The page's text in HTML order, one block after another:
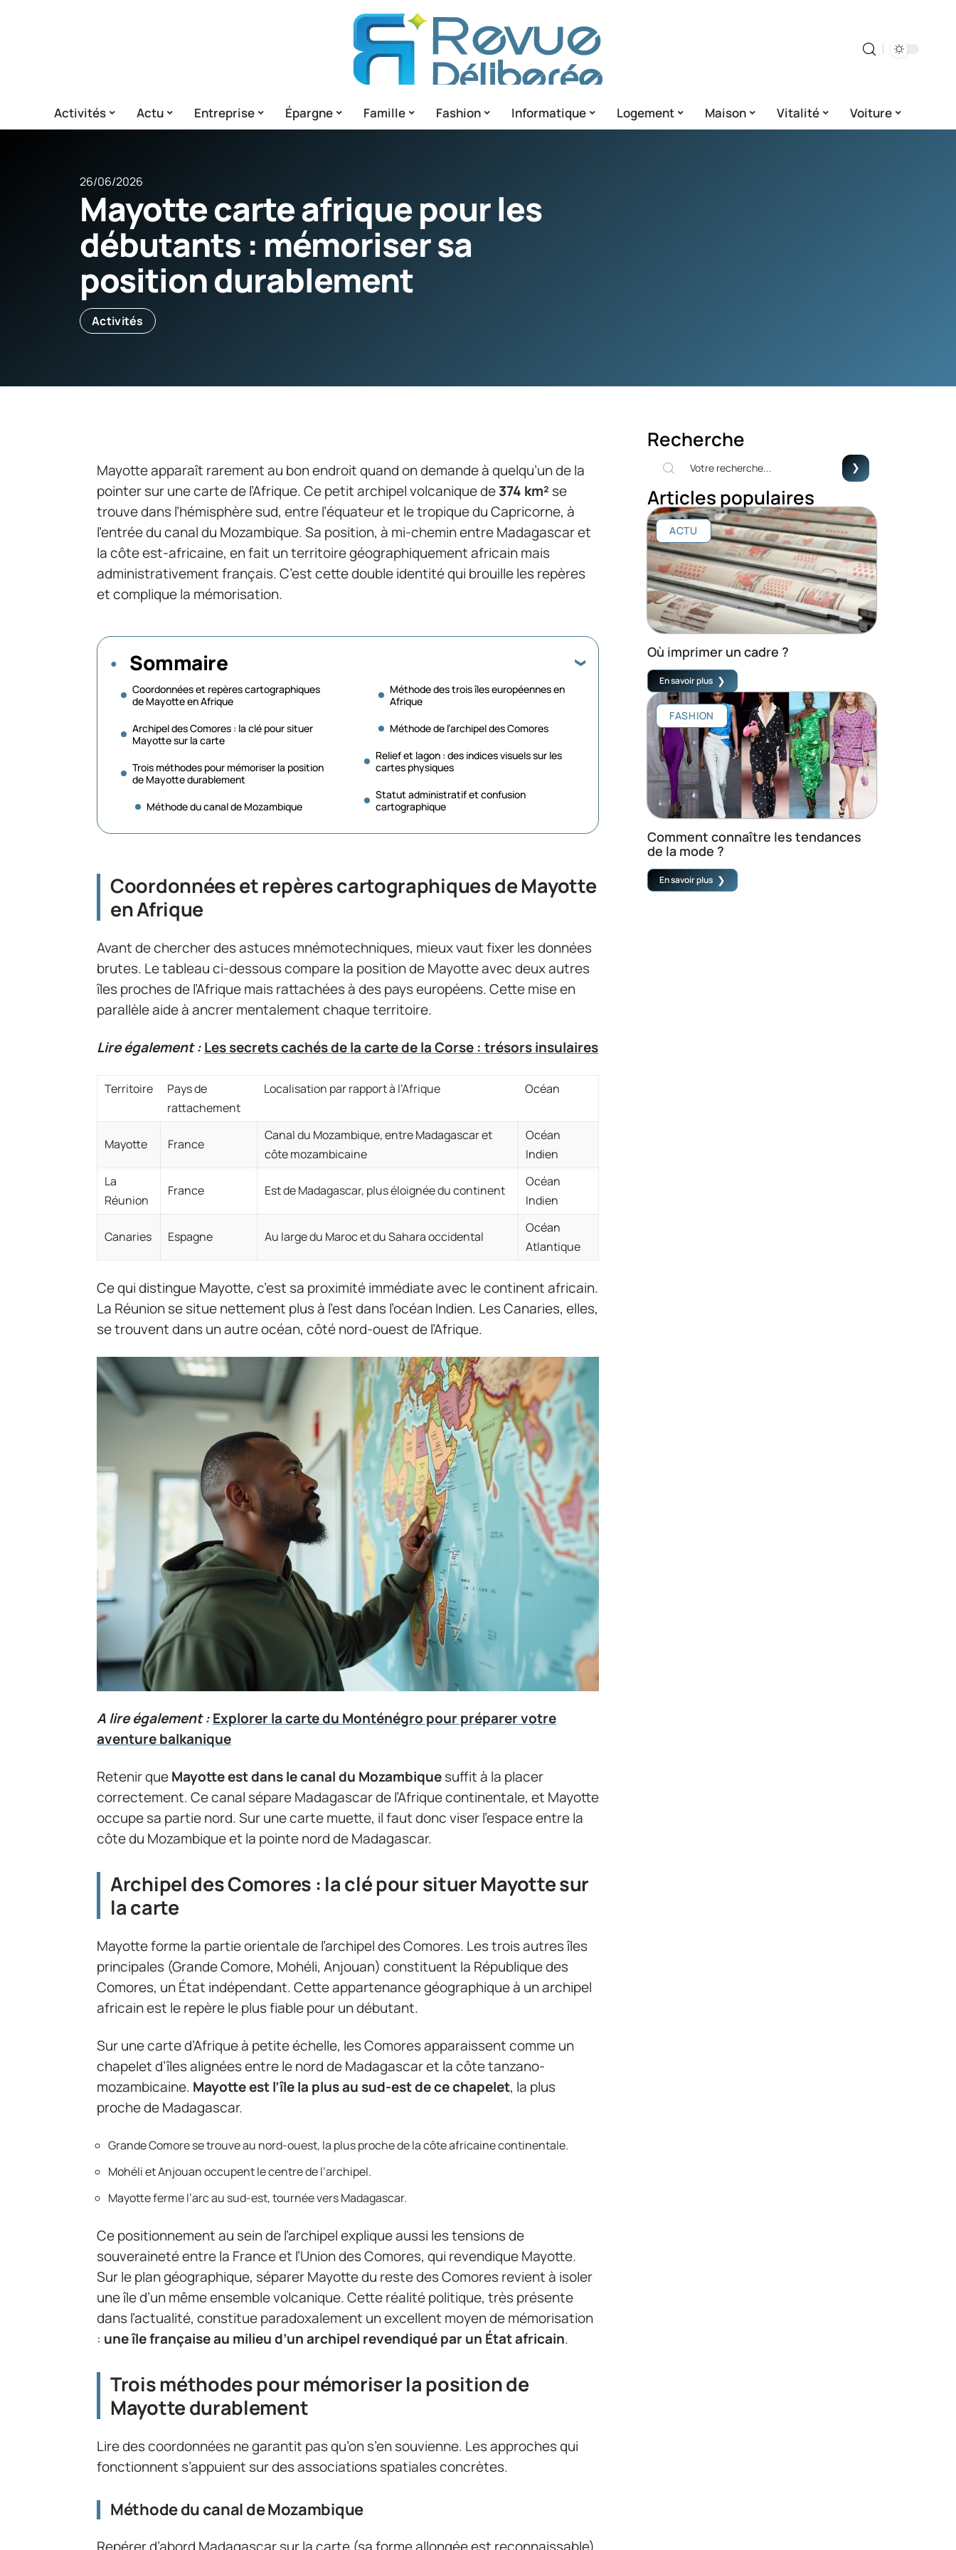
Activités Actu Entreprise Épargne Famille Fashion Informatique Logement Maison Vitalité Voiture
26/06/2026
Mayotte carte afrique pour les
débutants : mémoriser sa
position durablement
Activités
Mayotte apparaît rarement au bon endroit quand on demande à quelqu’un de la
pointer sur une carte de l’Afrique. Ce petit archipel volcanique de374 km² se
trouve dans l’hémisphère sud, entre l’équateur et le tropique du Capricorne, à
l’entrée du canal du Mozambique. Sa position, à mi-chemin entre Madagascar et
la côte est-africaine, en fait un territoire géographiquement africain mais
administrativement français. C’est cette double identité qui brouille les repères
et complique la mémorisation.
Sommaire
Coordonnées et repères cartographiques
de Mayotte en Afrique
Archipel des Comores : la clé pour situer
Mayotte sur la carte
Trois méthodes pour mémoriser la position
de Mayotte durablement
Méthode du canal de Mozambique
Méthode des trois îles européennes en
Afrique
Méthode de l’archipel des Comores
Relief et lagon : des indices visuels sur les
cartes physiques
Statut administratif et confusion
cartographique
Coordonnées et repères cartographiques de Mayotte
en Afrique
Avant de chercher des astuces mnémotechniques, mieux vaut fixer les données
brutes. Le tableau ci-dessous compare la position de Mayotte avec deux autres
îles proches de l’Afrique mais rattachées à des pays européens. Cette mise en
parallèle aide à ancrer mentalement chaque territoire.
Lire également :Les secrets cachés de la carte de la Corse : trésors insulaires
Territoire
Pays de
rattachement
Localisation par rapport à l’Afrique Océan
Mayotte France
Canal du Mozambique, entre Madagascar et
côte mozambicaine
Océan
Indien
La
Réunion
France Est de Madagascar, plus éloignée du continent
Océan
Indien
Canaries Espagne Au large du Maroc et du Sahara occidental
Océan
Atlantique
Ce qui distingue Mayotte, c’est sa proximité immédiate avec le continent africain.
La Réunion se situe nettement plus à l’est dans l’océan Indien. Les Canaries, elles,
se trouvent dans un autre océan, côté nord-ouest de l’Afrique.
A lire également :Explorer la carte du Monténégro pour préparer votre
aventure balkanique
Retenir queMayotte est dans le canal du Mozambiquesuffit à la placer
correctement. Ce canal sépare Madagascar de l’Afrique continentale, et Mayotte
occupe sa partie nord. Sur une carte muette, il faut donc viser l’espace entre la
côte du Mozambique et la pointe nord de Madagascar.
Archipel des Comores : la clé pour situer Mayotte sur
la carte
Mayotte forme la partie orientale de l’archipel des Comores. Les trois autres îles
principales (Grande Comore, Mohéli, Anjouan) constituent la République des
Comores, un État indépendant. Cette appartenance géographique à un archipel
africain est le repère le plus fiable pour un débutant.
Sur une carte d’Afrique à petite échelle, les Comores apparaissent comme un
chapelet d’îles alignées entre le nord de Madagascar et la côte tanzano-
mozambicaine. Mayotte est l’île la plus au sud-est de ce chapelet, la plus
proche de Madagascar.
Grande Comore se trouve au nord-ouest, la plus proche de la côte africaine continentale.
Mohéli et Anjouan occupent le centre de l’archipel.
Mayotte ferme l’arc au sud-est, tournée vers Madagascar.
Ce positionnement au sein de l’archipel explique aussi les tensions de
souveraineté entre la France et l’Union des Comores, qui revendique Mayotte.
Sur le plan géographique, séparer Mayotte du reste des Comores revient à isoler
une île d’un même ensemble volcanique. Cette réalité politique, très présente
dans l’actualité, constitue paradoxalement un excellent moyen de mémorisation
: une île française au milieu d’un archipel revendiqué par un État africain.
Trois méthodes pour mémoriser la position de
Mayotte durablement
Lire des coordonnées ne garantit pas qu’on s’en souvienne. Les approches qui
fonctionnent s’appuient sur des associations spatiales concrètes.
Méthode du canal de Mozambique
Recherche
Articles populaires
ACTU
Où imprimer un cadre ?
En savoir plus
FASHION
Comment connaître les tendances
de la mode ?
En savoir plus